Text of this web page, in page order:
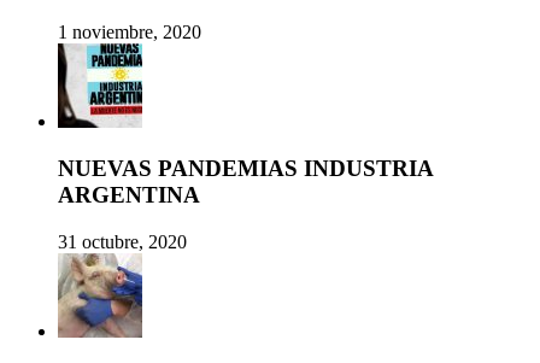
1 noviembre, 2020
NUEVAS PANDEMIAS INDUSTRIA
ARGENTINA
31 octubre, 2020